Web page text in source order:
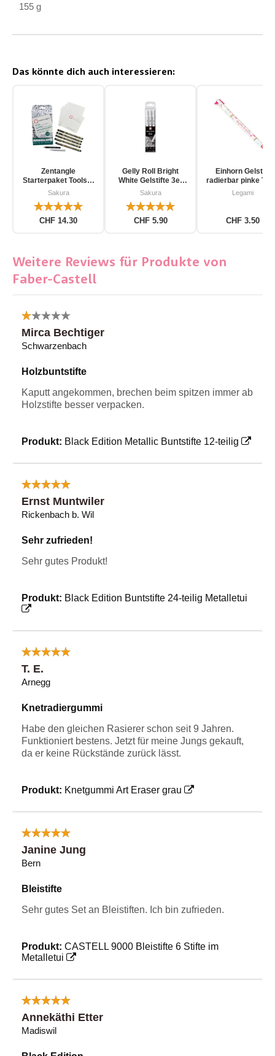
155 g
Das könnte dich auch interessieren:
Zentangle
Starterpaket Toolset
für Einsteiger 12-
Sakura
CHF 14.30
Gelly Roll Bright
White Gelstifte 3er
Pack
Sakura
CHF 5.90
Einhorn Gelstift
radierbar pinke
Legami
CHF 3.50
Weitere Reviews für Produkte von
Faber-Castell
Mirca Bechtiger
Schwarzenbach
Holzbuntstifte
Kaputt angekommen, brechen beim spitzen immer ab
Holzstifte besser verpacken.
Produkt: Black Edition Metallic Buntstifte 12-teilig
Ernst Muntwiler
Rickenbach b. Wil
Sehr zufrieden!
Sehr gutes Produkt!
Produkt: Black Edition Buntstifte 24-teilig Metalletui
T. E.
Arnegg
Knetradiergummi
Habe den gleichen Rasierer schon seit 9 Jahren.
Funktioniert bestens. Jetzt für meine Jungs gekauft,
da er keine Rückstände zurück lässt.
Produkt: Knetgummi Art Eraser grau
Janine Jung
Bern
Bleistifte
Sehr gutes Set an Bleistiften. Ich bin zufrieden.
Produkt: CASTELL 9000 Bleistifte 6 Stifte im
Metalletui
Annekäthi Etter
Madiswil